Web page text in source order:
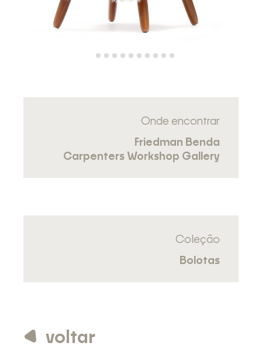
Onde encontrar
Friedman Benda
Carpenters Workshop Gallery
Coleção
Bolotas
voltar